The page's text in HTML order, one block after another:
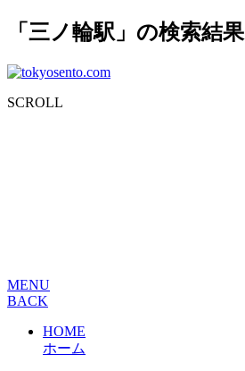
「三ノ輪駅」の検索結果
SCROLL
MENU
BACK
HOME
ホーム